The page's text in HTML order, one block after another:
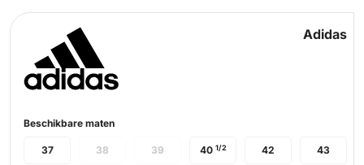
Adidas
Beschikbare maten
37 40 1/2 42 43
38 39